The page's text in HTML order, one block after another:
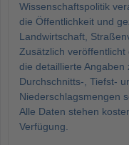
Wissenschaftspolitik
die Öffentlichkeit und
Landwirtschaft,
Zusätzlich veröffentlicht
die detaillierte Angaben
Durchschnitts-, Tiefst-
Niederschlagsmengen
Alle Daten stehen
Verfügung.